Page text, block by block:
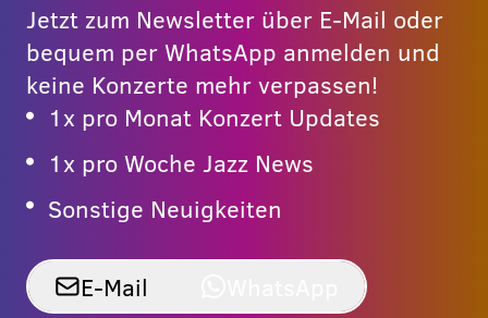
Jetzt zum Newsletter über E-Mail oder
bequem per WhatsApp anmelden und
keine Konzerte mehr verpassen!
1x pro Monat Konzert Updates
1x pro Woche Jazz News
Sonstige Neuigkeiten
E-Mail